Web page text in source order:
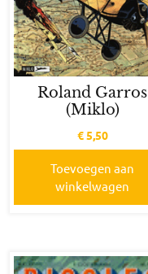
Roland Garros
(Miklo)
€5,50
Toevoegen aan
winkelwagen